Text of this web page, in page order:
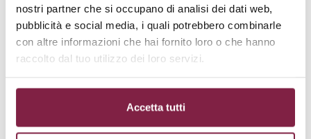
nostri partner che si occupano di analisi dei dati web,
pubblicità e social media, i quali potrebbero combinarle
con altre informazioni che hai fornito loro o che hanno
raccolto dal tuo utilizzo dei loro servizi.
Accetta tutti
Particolare attenzione è dedicata alle nuove
tecnologie applicate ai beni culturali, includendo
moduli su digitalizzazione del patrimonio, sistemi
informativi per i beni culturali, tecniche di
multimediale del patrimonio artistico.